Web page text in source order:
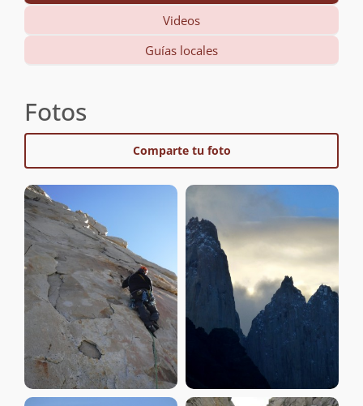
Videos
Guías locales
Fotos
Comparte tu foto